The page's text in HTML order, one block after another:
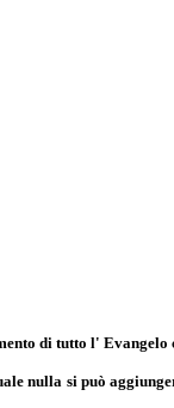
di tutto l'
si può